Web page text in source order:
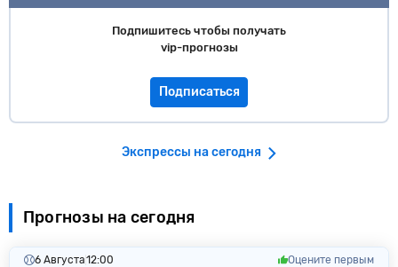
Подпишитесь чтобы получать
vip-прогнозы
Подписаться
Экспрессы на сегодня
Прогнозы на сегодня
6 Августа12:00 Оцените первым